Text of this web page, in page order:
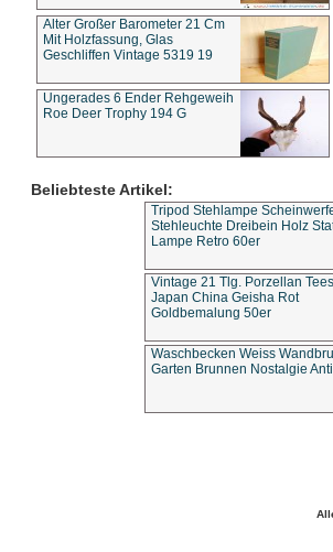
Alter Großer Barometer 21 Cm
Mit Holzfassung, Glas
Geschliffen Vintage 5319 19
Ungerades 6 Ender Rehgeweih
Roe Deer Trophy 194 G
Beliebteste Artikel:
Tripod Stehlampe
Stehleuchte Dreibein Holz
Lampe Retro 60er
Vintage 21 Tlg. Porzellan
Japan China Geisha Rot
Goldbemalung 50er
Waschbecken Weiss
Garten Brunnen Nostalgie